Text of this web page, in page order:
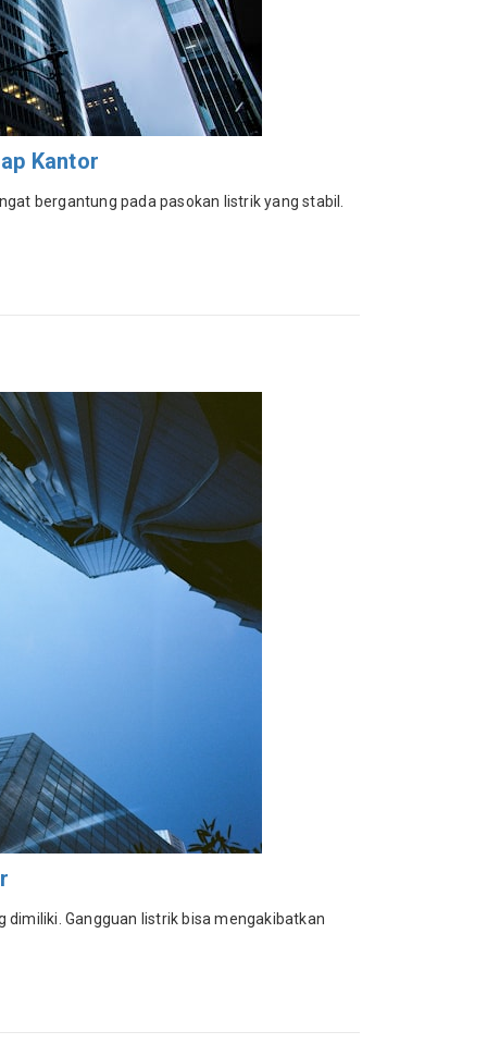
Kantor
bergantung pada pasokan listrik yang stabil.
Gangguan listrik bisa mengakibatkan